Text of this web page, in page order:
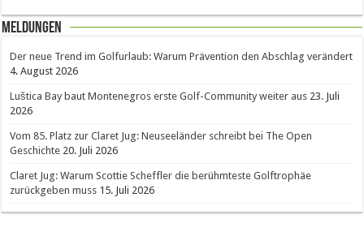
Meldungen
Der neue Trend im Golfurlaub: Warum Prävention den Abschlag verändert
4. August 2026
Luštica Bay baut Montenegros erste Golf-Community weiter aus 23. Juli
2026
Vom 85. Platz zur Claret Jug: Neuseeländer schreibt bei The Open
Geschichte 20. Juli 2026
Claret Jug: Warum Scottie Scheffler die berühmteste Golftrophäe
zurückgeben muss 15. Juli 2026